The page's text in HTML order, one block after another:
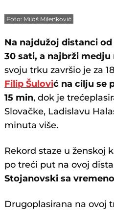
Foto: Miloš Milenković
Na najdužoj distanci
30 sati, a najbrži
svoju trku završio je za
Filip Šulović na cilju se
15 min, dok je
Slovačke, Ladislavu
minuta više.
Rekord staze u ženskoj
po treći put na ovoj
Stojanovski sa
Drugoplasirana na ovoj